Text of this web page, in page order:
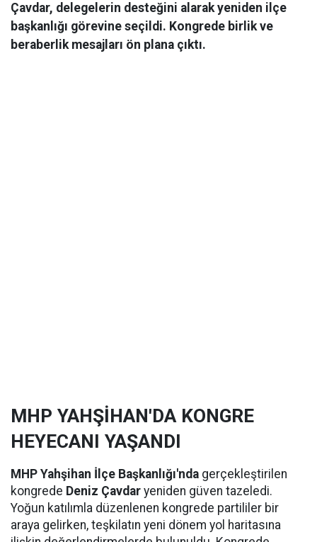
Çavdar, delegelerin desteğini alarak yeniden ilçe
başkanlığı görevine seçildi. Kongrede birlik ve
beraberlik mesajları ön plana çıktı.
MHP YAHŞİHAN'DA KONGRE
HEYECANI YAŞANDI
MHP Yahşihan İlçe Başkanlığı'nda gerçekleştirilen
kongrede Deniz Çavdar yeniden güven tazeledi.
Yoğun katılımla düzenlenen kongrede partililer bir
araya gelirken, teşkilatın yeni dönem yol haritasına